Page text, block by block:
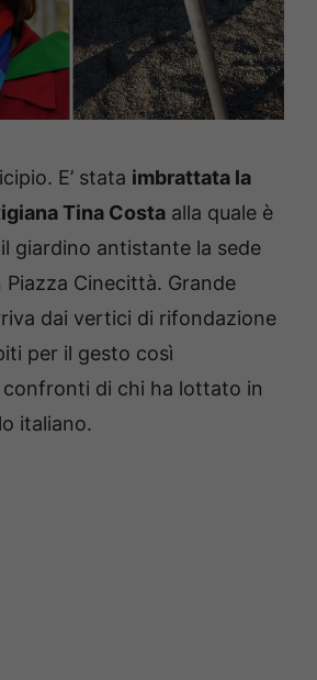
E’ stata imbrattata la
Tina Costa alla quale è
giardino antistante la sede
Piazza Cinecittà. Grande
dai vertici di rifondazione
per il gesto così
di chi ha lottato in
italiano.